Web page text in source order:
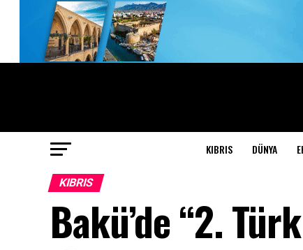
KIBRIS DÜNYA
KIBRIS
Bakü’de “2.